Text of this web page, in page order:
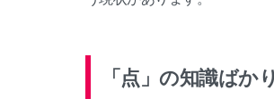
「点」の知識ば